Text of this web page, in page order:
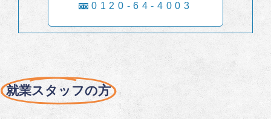
0120-64-4003
就業スタッフの方